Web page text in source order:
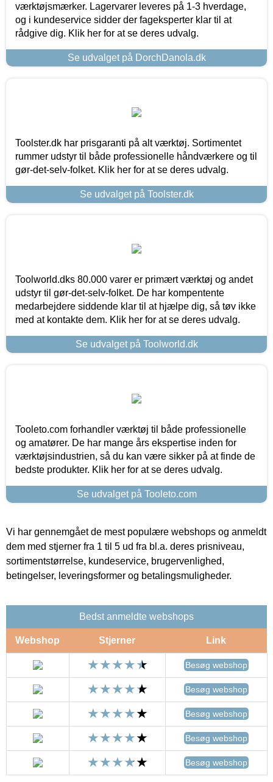
værktøjsmærker. Lagervarer leveres på 1-3 hverdage,
og i kundeservice sidder der fageksperter klar til at
rådgive dig. Klik her for at se deres udvalg.
Se udvalget på DorchDanola.dk
Toolster.dk har prisgaranti på alt værktøj. Sortimentet
rummer udstyr til både professionelle håndværkere og til
gør-det-selv-folket. Klik her for at se deres udvalg.
Se udvalget på Toolster.dk
Toolworld.dks 80.000 varer er primært værktøj og andet
udstyr til gør-det-selv-folket. De har kompentente
medarbejdere siddende klar til at hjælpe dig, så tøv ikke
med at kontakte dem. Klik her for at se deres udvalg.
Se udvalget på Toolworld.dk
Tooleto.com forhandler værktøj til både professionelle
og amatører. De har mange års ekspertise inden for
værktøjsindustrien, så du kan være sikker på at finde de
bedste produkter. Klik her for at se deres udvalg.
Se udvalget på Tooleto.com
Vi har gennemgået de mest populære webshops og anmeldt
dem med stjerner fra 1 til 5 ud fra bl.a. deres prisniveau,
sortimentstørrelse, kundeservice, brugervenlighed,
betingelser, leveringsformer og betalingsmuligheder.
Bedst anmeldte webshops
Webshop Stjerner Link
Besøg webshop
Besøg webshop
Besøg webshop
Besøg webshop
Besøg webshop